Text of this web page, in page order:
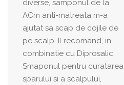
diverse, samponul de la
ACm anti-matreata m-a
ajutat sa scap de cojile de
pe scalp. Il recomand, in
combinatie cu Diprosalic.
Smaponul pentru curatarea
sparului si a scalpului,